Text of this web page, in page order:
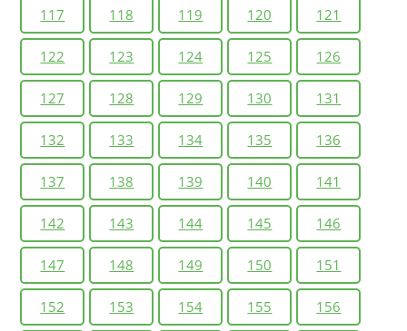
117 118 119 120 121
122 123 124 125 126
127 128 129 130 131
132 133 134 135 136
137 138 139 140 141
142 143 144 145 146
147 148 149 150 151
152 153 154 155 156